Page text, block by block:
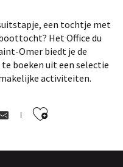
een tochtje met
Het Office du
Omer biedt je de
te boeken uit een selectie
activiteiten.
Ajouter